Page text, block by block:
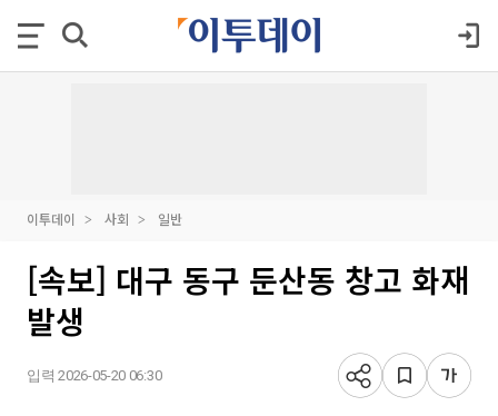
이투데이 사회 일반
[속보] 대구 동구 둔산동 창고 화재
발생
입력 2026-05-20 06:30